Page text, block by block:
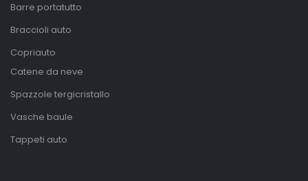
Barre portatutto
Braccioli auto
Copriauto
Catene da neve
Spazzole tergicristallo
Vasche baule
Tappeti auto